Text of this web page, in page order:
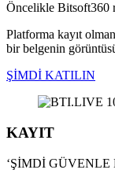
Öncelikle Bitsoft360
Platforma kayıt
bir belgenin
ŞİMDİ KATILIN
KAYIT
‘ŞİMDİ GÜVENLE